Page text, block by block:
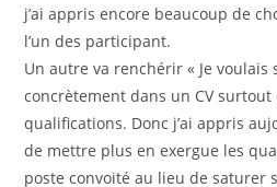
j’ai appris encore beaucoup de
l’un des participant.
Un autre va renchérir « Je
concrètement dans un CV
qualifications. Donc j’ai appris
de mettre plus en exergue les
poste convoité au lieu de saturer